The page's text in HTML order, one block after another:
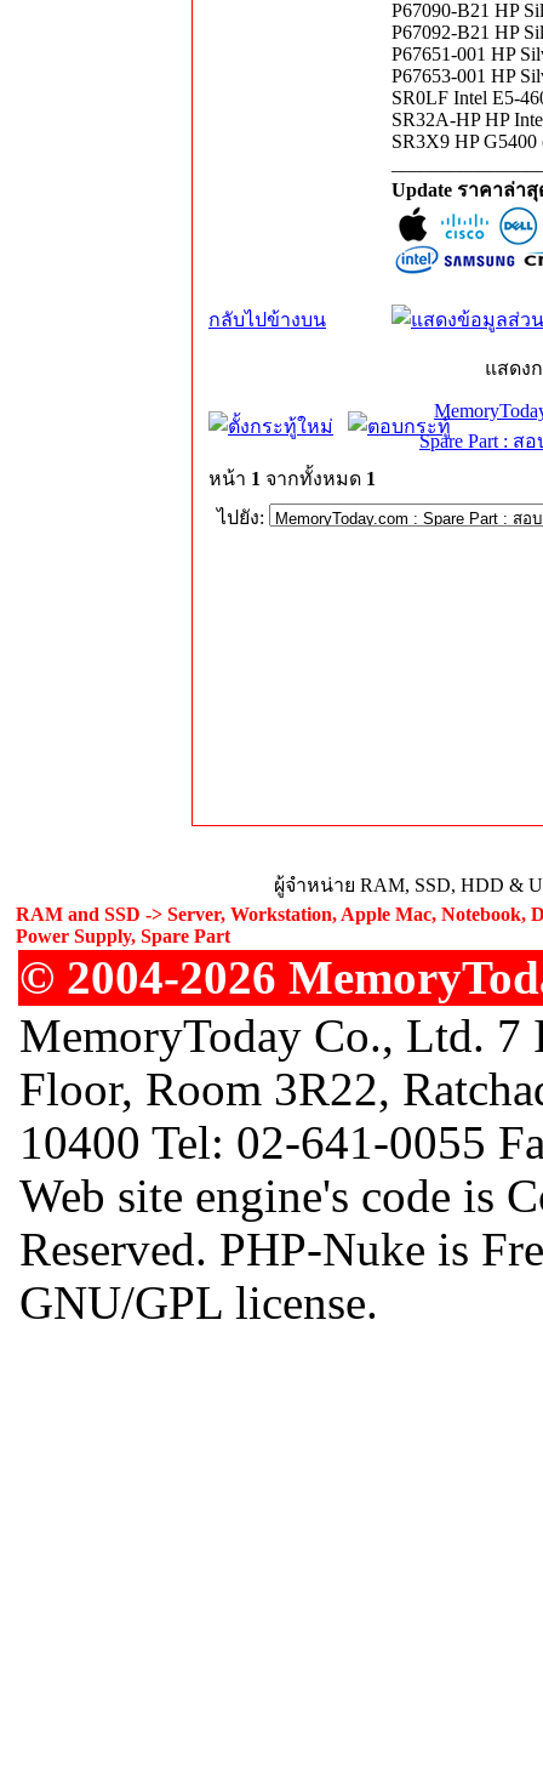
P67090-B21 HP
P67092-B21 HP
P67651-001 HP
P67653-001 HP
SR0LF Intel E5-
SR32A-HP HP
SR3X9 HP
Update ราคาล่า
กลับไปข้างบน
แสดง
Spare Part : ส
หน้า 1 จากทั้งหมด 1
ไปยัง:
ผู้จำหน่าย RAM, SSD, HDD &
RAM and SSD -> Server, Workstation, Apple Mac, Notebook,
Power Supply, Spare Part
© 2004-2026
MemoryToday Co., Ltd.
Floor, Room 3R22,
10400 Tel: 02-641-0055
Web site engine's code is
Reserved. PHP-Nuke is
GNU/GPL license.